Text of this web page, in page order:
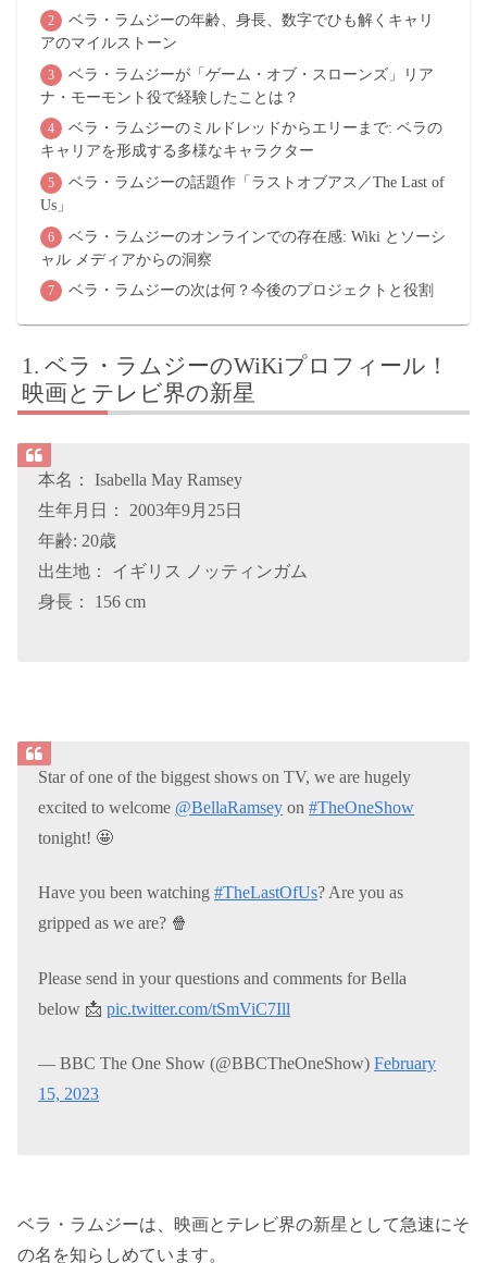
ベラ・ラムジーの年齢、身長、数字でひも解くキャリ
アのマイルストーン
ベラ・ラムジーが「ゲーム・オブ・スローンズ」リア
ナ・モーモント役で経験したことは？
ベラ・ラムジーのミルドレッドからエリーまで: ベラの
キャリアを形成する多様なキャラクター
ベラ・ラムジーの話題作「ラストオブアス／The Last of
Us」
ベラ・ラムジーのオンラインでの存在感: Wiki とソーシ
ャル メディアからの洞察
ベラ・ラムジーの次は何？今後のプロジェクトと役割
ベラ・ラムジーのWiKiプロフィール！
映画とテレビ界の新星
本名： Isabella May Ramsey
生年月日： 2003年9月25日
年齢: 20歳
出生地： イギリス ノッティンガム
身長： 156 cm
Star of one of the biggest shows on TV, we are hugely
excited to welcome @BellaRamsey on#TheOneShow
tonight! 🤩
Have you been watching#TheLastOfUs? Are you as
gripped as we are? 🍿
Please send in your questions and comments for Bella
below 📩pic.twitter.com/tSmViC7Ill
— BBC The One Show (@BBCTheOneShow)February
15, 2023
ベラ・ラムジーは、映画とテレビ界の新星として急速にそ
の名を知らしめています。